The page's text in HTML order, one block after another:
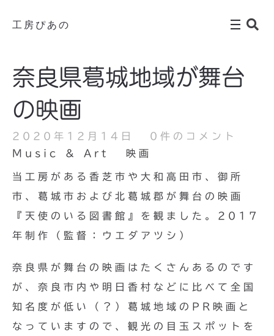
工房ぴあの
奈良県葛城地域が舞台
の映画
2020年12月14日
0件のコメント
Music & Art
映画
当工房がある香芝市や大和高田市、御所
市、葛城市および北葛城郡が舞台の映画
『天使のいる図書館』を観ました。2017
年制作（監督：ウエダアツシ）
奈良県が舞台の映画はたくさんあるのです
が、奈良市内や明日香村などに比べて全国
知名度が低い（？）葛城地域のPR映画と
なっていますので、観光の目玉スポットを